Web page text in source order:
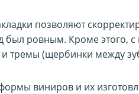
позволяют
был ровным. Кроме этого,
и тремы (щербинки между
виниров и их